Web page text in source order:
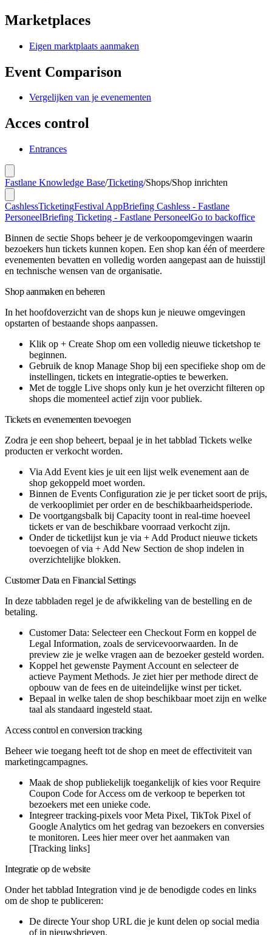
Marketplaces
Eigen marktplaats aanmaken
Event Comparison
Vergelijken van je evenementen
Acces control
Entrances
Fastlane Knowledge Base/Ticketing/Shops/Shop inrichten
CashlessTicketingFestival AppBriefing Cashless - Fastlane
PersoneelBriefing Ticketing - Fastlane PersoneelGo to backoffice
Binnen de sectie Shops beheer je de verkoopomgevingen waarin
bezoekers hun tickets kunnen kopen. Een shop kan één of meerdere
evenementen bevatten en volledig worden aangepast aan de huisstijl
en technische wensen van de organisatie.
Shop aanmaken en beheren
In het hoofdoverzicht van de shops kun je nieuwe omgevingen
opstarten of bestaande shops aanpassen.
Klik op + Create Shop om een volledig nieuwe ticketshop te
beginnen.
Gebruik de knop Manage Shop bij een specifieke shop om de
instellingen, tickets en integratie-opties te bewerken.
Met de toggle Live shops only kun je het overzicht filteren op
shops die momenteel actief zijn voor publiek.
Tickets en evenementen toevoegen
Zodra je een shop beheert, bepaal je in het tabblad Tickets welke
producten er verkocht worden.
Via Add Event kies je uit een lijst welk evenement aan de
shop gekoppeld moet worden.
Binnen de Events Configuration zie je per ticket soort de prijs,
de verkooplimiet per order en de beschikbaarheidsperiode.
De voortgangsbalk bij Capacity toont in real-time hoeveel
tickets er van de beschikbare voorraad verkocht zijn.
Onder de ticketlijst kun je via + Add Product nieuwe tickets
toevoegen of via + Add New Section de shop indelen in
overzichtelijke blokken.
Customer Data en Financial Settings
In deze tabbladen regel je de afwikkeling van de bestelling en de
betaling.
Customer Data: Selecteer een Checkout Form en koppel de
Legal Information, zoals de servicevoorwaarden. In de
preview zie je welke vragen aan de bezoeker gesteld worden.
Koppel het gewenste Payment Account en selecteer de
actieve Payment Methods. Je ziet hier per methode direct de
opbouw van de fees en de uiteindelijke winst per ticket.
Bepaal in welke talen de shop beschikbaar moet zijn en welke
taal als standaard ingesteld staat.
Access control en conversion tracking
Beheer wie toegang heeft tot de shop en meet de effectiviteit van
marketingcampagnes.
Maak de shop publiekelijk toegankelijk of kies voorRequire
Coupon Code for Access om de verkoop te beperken tot
bezoekers met een unieke code.
Integreer tracking-pixels voorMeta Pixel, TikTok Pixel of
Google Analytics om het gedrag van bezoekers en conversies
te monitoren. Lees hier meer over het aanmaken van
[Tracking links]
Integratie op de website
Onder het tabblad Integration vind je de benodigde codes en links
om de shop te publiceren:
De directeYour shop URL die je kunt delen op social media
of in nieuwsbrieven.